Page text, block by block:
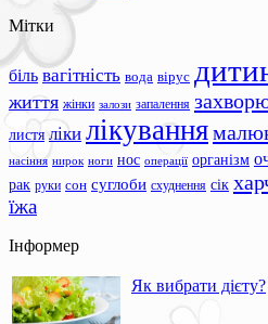
Мітки
біль вагітність вода вірус
життя жінки залози запалення
листя ліки лікування
насіння нирок ноги нос операції організм
рак руки сон суглоби схуднення сік
їжа
Інформер
Як вибрати дієту?